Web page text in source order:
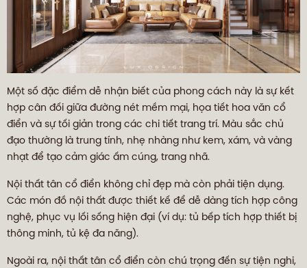
Một số đặc điểm dễ nhận biết của phong cách này là sự kết
hợp cân đối giữa đường nét mềm mại, họa tiết hoa văn cổ
điển và sự tối giản trong các chi tiết trang trí. Màu sắc chủ
đạo thường là trung tính, nhẹ nhàng như kem, xám, và vàng
nhạt để tạo cảm giác ấm cúng, trang nhã.
Nội thất tân cổ điển không chỉ đẹp mà còn phải tiện dụng.
Các món đồ nội thất được thiết kế để dễ dàng tích hợp công
nghệ, phục vụ lối sống hiện đại (ví dụ: tủ bếp tích hợp thiết bị
thông minh, tủ kệ đa năng).
Ngoài ra, nội thất tân cổ điển còn chú trọng đến sự tiện nghi,